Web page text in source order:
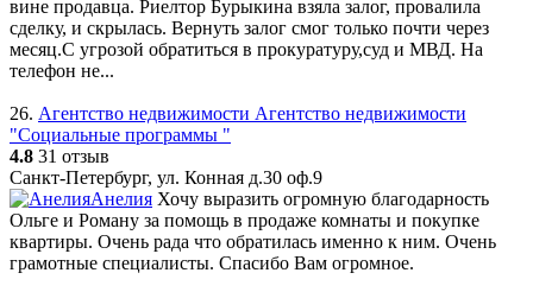
вине продавца. Риелтор Бурыкина взяла залог, провалила
сделку, и скрылась. Вернуть залог смог только почти через
месяц.С угрозой обратиться в прокуратуру,суд и МВД. На
телефон не...
26. Агентство недвижимости Агентство недвижимости
"Социальные программы "
4.8 31 отзыв
Санкт-Петербург, ул. Конная д.30 оф.9
Анелия Хочу выразить огромную благодарность
Ольге и Роману за помощь в продаже комнаты и покупке
квартиры. Очень рада что обратилась именно к ним. Очень
грамотные специалисты. Спасибо Вам огромное.